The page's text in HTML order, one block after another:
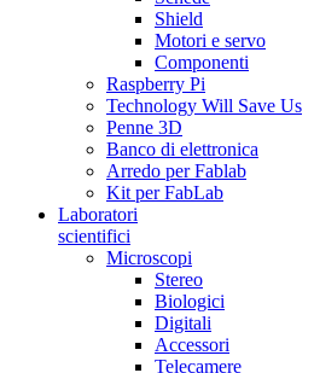
Shield
Motori e servo
Componenti
Raspberry Pi
Technology Will Save Us
Penne 3D
Banco di elettronica
Arredo per Fablab
Kit per FabLab
Laboratori
scientifici
Microscopi
Stereo
Biologici
Digitali
Accessori
Telecamere